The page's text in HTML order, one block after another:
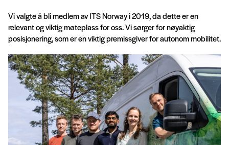
Vi valgte å bli medlem av ITS Norway i 2019, da dette er en
relevant og viktig møteplass for oss. Vi sørger for nøyaktig
posisjonering, som er en viktig premissgiver for autonom mobilitet.